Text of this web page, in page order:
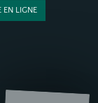
EN LIGNE